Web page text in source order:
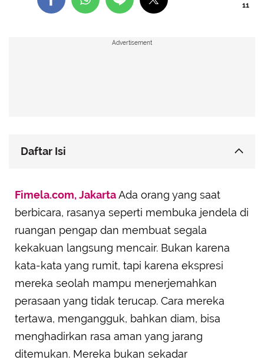
11
Advertisement
Daftar Isi
Diri
Gemini: Ekspresi sebagai Bahasa Kedua yang
Mereka Kuasai
Libra: Ekspresi yang Membuat Orang Merasa
Didengarkan
Pisces: Ekspresi Emosi yang Memberi Rasa Aman
Aries: Ekspresi Penuh Energi yang Menghidupkan
Fimela.com, JakartaAda orang yang saat
berbicara, rasanya seperti membuka jendela di
ruangan pengap dan membuat segala
kekakuan langsung mencair. Bukan karena
kata-kata yang rumit, tapi karena ekspresi
mereka seolah mampu menerjemahkan
perasaan yang tidak terucap. Cara mereka
tertawa, mengangguk, bahkan diam, bisa
menghadirkan rasa aman yang jarang
ditemukan. Mereka bukan sekadar